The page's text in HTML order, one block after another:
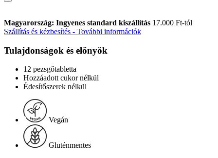
Magyarország: Ingyenes standard kiszállítás 17.000 Ft-tól
Szállítás és kézbesítés - További információk
Tulajdonságok és előnyök
12 pezsgőtabletta
Hozzáadott cukor nélkül
Édesítőszerek nélkül
Vegán
Gluténmentes